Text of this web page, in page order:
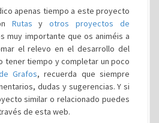
apenas tiempo a este proyecto
Rutas yotros proyectos de
muy importante que os animéis a
el relevo en el desarrollo del
tener tiempo y completar un poco
Grafos, recuerda que siempre
dudas y sugerencias. Y si
similar o relacionado puedes
de esta web.